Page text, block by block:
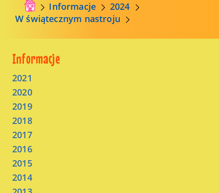
Informacje
2024
W świątecznym nastroju
Informacje
2021
2020
2019
2018
2017
2016
2015
2014